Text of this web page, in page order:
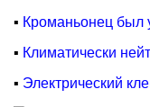
▪ Кроманьонец был
▪ Климатически
▪ Электрический